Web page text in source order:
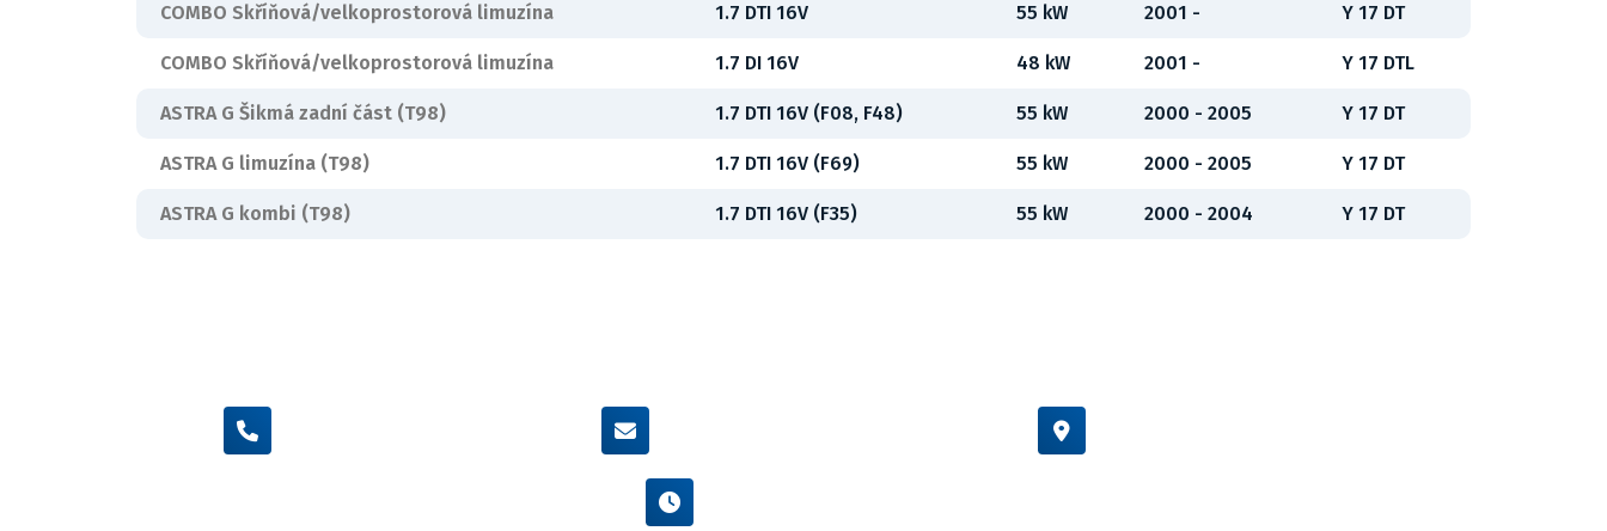
COMBO Skříňová/velkoprostorová limuzína 1.7 DTI 16V 55 kW 2001 - Y 17 DT
COMBO Skříňová/velkoprostorová limuzína 1.7 DI 16V 48 kW 2001 - Y 17 DTL
ASTRA G Šikmá zadní část (T98) 1.7 DTI 16V (F08, F48) 55 kW 2000 - 2005 Y 17 DT
ASTRA G limuzína (T98) 1.7 DTI 16V (F69) 55 kW 2000 - 2005 Y 17 DT
ASTRA G kombi (T98) 1.7 DTI 16V (F35) 55 kW 2000 - 2004 Y 17 DT